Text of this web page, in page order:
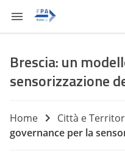
Brescia: un
sensorizzazione
Home Città e
governance per la